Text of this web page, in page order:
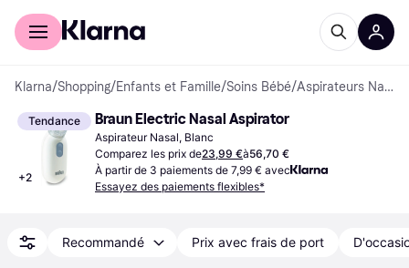
Acheter avec Klarna
Klarna/Shopping/Enfants et Famille/Soins Bébé/ Aspirateurs Nasaux
Tendance
+2
Braun Electric Nasal Aspirator
Aspirateur Nasal, Blanc
Comparez les prix de23,99 €à56,70 €
À partir de 3 paiements de 7,99 € avec
Essayez des paiements flexibles*
Recommandé Prix avec frais de port